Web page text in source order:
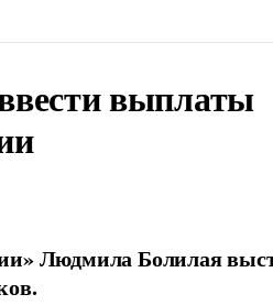
выплаты
Людмила Болилая